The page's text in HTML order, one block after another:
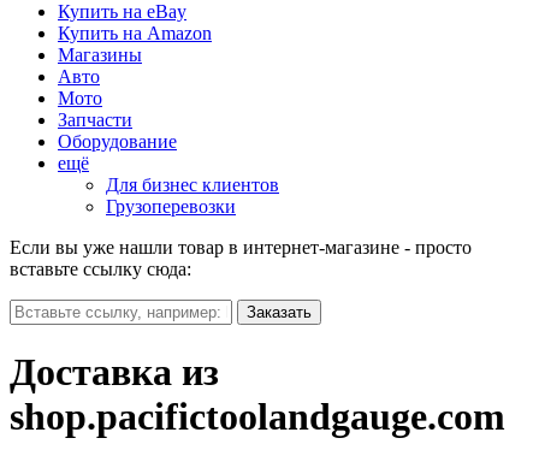
Купить на eBay
Купить на Amazon
Магазины
Авто
Мото
Запчасти
Оборудование
ещё
Для бизнес клиентов
Грузоперевозки
Если вы уже нашли товар в интернет-магазине - просто
вставьте ссылку сюда:
Доставка из
shop.pacifictoolandgauge.com